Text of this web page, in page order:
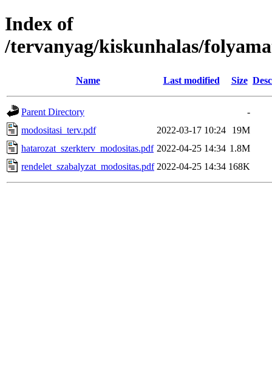
Index of
/tervanyag/kiskunhalas/
Name Last modified Size
Parent Directory
-
modositasi_terv.pdf
2022-03-17 10:24
19M
hatarozat_szerkterv_modositas.pdf 2022-04-25 14:34 1.8M
rendelet_szabalyzat_modositas.pdf 2022-04-25 14:34 168K